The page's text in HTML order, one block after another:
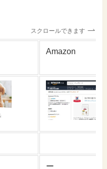
スクロールできます
Amazon
ー